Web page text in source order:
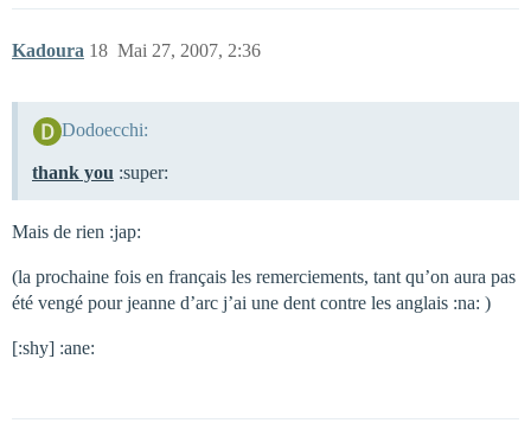
Kadoura Mai 27, 2007, 2:36
18
Dodoecchi:
thank you :super:
Mais de rien :jap:
(la prochaine fois en français les remerciements, tant qu’on aura pas
été vengé pour jeanne d’arc j’ai une dent contre les anglais :na: )
[:shy] :ane: